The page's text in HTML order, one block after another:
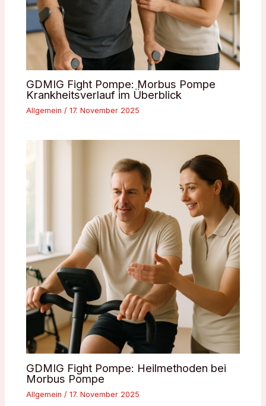
GDMIG Fight Pompe: Morbus Pompe
Krankheitsverlauf im Überblick
Allgemein /17. November 2025
GDMIG Fight Pompe: Heilmethoden bei
Morbus Pompe
Allgemein /17. November 2025